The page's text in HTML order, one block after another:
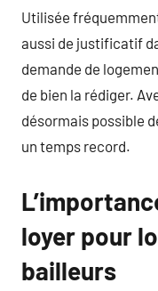
Utilisée
aussi de justificatif
demande de
de bien la rédiger.
désormais possible
un temps record.
loyer pour
bailleurs